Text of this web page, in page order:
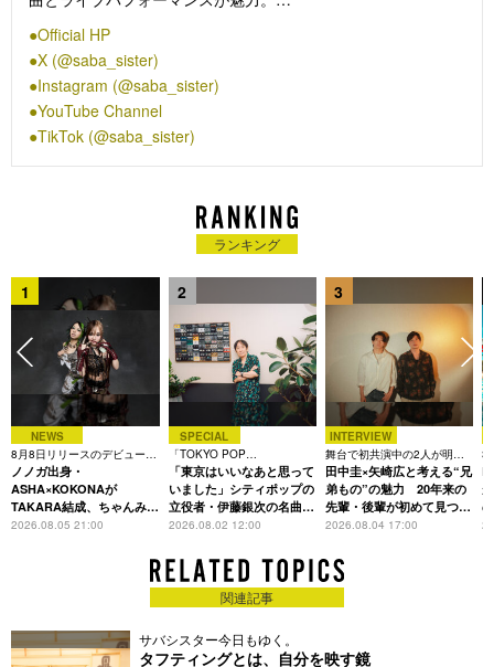
演を果たし、ストレートかつ実直なライブパフォーマンスによ
り注目を集め、以後数々の国内主要フェス・サーキットイベン
トに出演。
結成1年後には自身のツアーを全会場即完売させるまでに、注
目度と人気を異例のスピードで拡大。
24年3月8日（サバの日）にリリースした1st AL『覚悟を決め
25年の年始を迎えると同時にauお正月新CM「みんなでハピろ
ー！」篇CMソング、「ハッピーなんて」をリリース。同年9月
に森永製菓inゼリーのCMの為に書き下ろした「才能」を、そ
して10月には1st ALから約1年半ぶりとなる2nd AL『たかがパ
ンクロック！』をリリース。
初の海外単独公演となる台湾でのワンマン公演含む、自身最大
規模全34公演のリリースツアーを半年にわたり開催。
今年に入ってからも、日本テレビ報道局のニュース番組
『Oha!4 NEWS LIVE』の番組テーマソングとして書き下ろし
た「朝がきて」、シーブリーズのCMソングとして書き下ろし
た「君が笑うほど夢中に夏っ！」と新曲を立て続けにリリース
している。
Official HP
X (@saba_sister)
Instagram (@saba_sister)
YouTube Channel
TikTok (@saba_sister)
ランキング
1
NEWS
8月8日リリースのデビュー曲
は「Time is money」
ノノガ出身・
ASHA×KOKONAが
TAKARA結成、ちゃんみな
主宰レーベル第2弾アーテ
2026.08.05 21:00
2
SPECIAL
「TOKYO POP
CHRONICLE」特集
「東京はいいなあと思って
いました」シティポップの
立役者・伊藤銀次の名曲回
想録
2026.08.02 12:00
3
INTERVIEW
舞台で初共演中の2人が明か
す、今の自分をつくる恩人の
存在
田中圭×矢崎広と考える“兄
弟もの”の魅力 20年来の
先輩・後輩が初めて見つけ
た互いの共通点とは
2026.08.04 17:00
3
関連記事
サバシスター今日もゆく。
タフティングとは、自分を映す鏡